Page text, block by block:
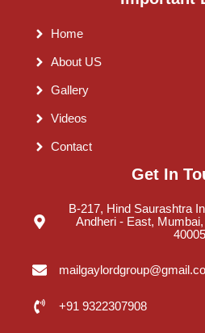
Home
About US
Gallery
Videos
Contact
Get In
B-217, Hind Saurashtra
Andheri - East,
+91 9322307908